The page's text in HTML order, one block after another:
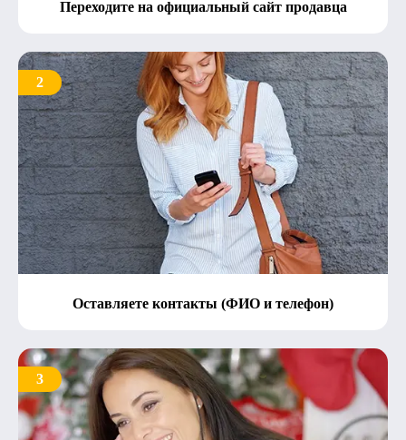
Переходите на официальный сайт продавца
2
Оставляете контакты (ФИО и телефон)
3